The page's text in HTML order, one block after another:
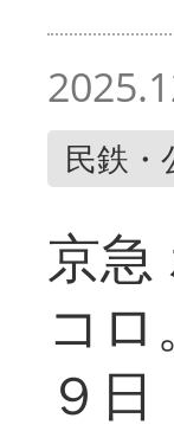
民鉄・
京急
コ
９日